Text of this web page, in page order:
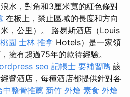
水，對角和3厘米寬的紅色條對
在板上，禁止區域的長度和方向
，公里）。 路易斯酒店（Louis
園 士林 推拿 Hotels）是一家領
擁有超過75年的款待經驗。
seo 記帳士 要補習嗎 該
營酒店，每種酒店都提供針對各
中整骨推薦 新竹 外燴 素食 外燴